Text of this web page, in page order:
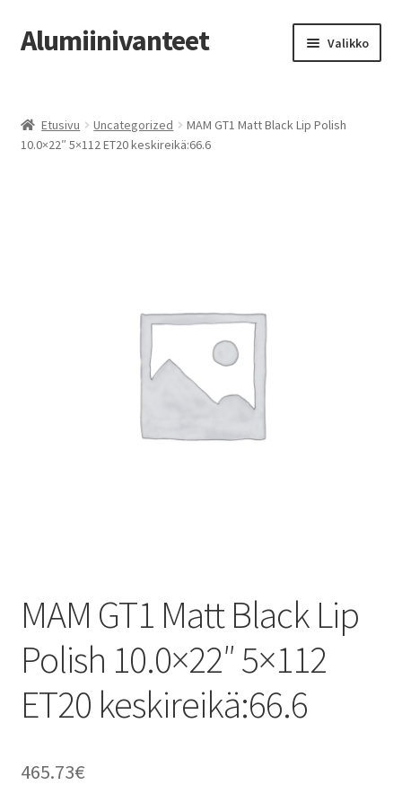
Siirry
navigointiin
Siirry
sisältöön
Alumiinivanteet Valikko
Kauppa
Etusivu Uncategorized
MAM GT1 Matt Black Lip Polish
10.0×22″ 5×112 ET20 keskireikä:66.6
MAM GT1 Matt Black Lip
Polish 10.0×22″ 5×112
ET20 keskireikä:66.6
465.73€